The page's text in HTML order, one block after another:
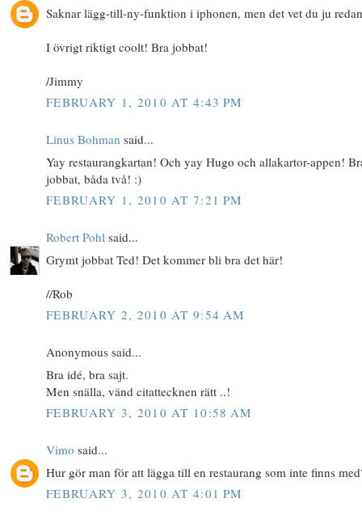
Saknar lägg-till-ny-funktion i iphonen, men det vet du ju
I övrigt riktigt coolt! Bra jobbat!
/Jimmy
FEBRUARY 1, 2010 AT 4:43 PM
Linus Bohman said...
Yay restaurangkartan! Och yay Hugo och allakartor-appen!
jobbat, båda två! :)
FEBRUARY 1, 2010 AT 7:21 PM
Robert Pohl said...
Grymt jobbat Ted! Det kommer bli bra det här!
//Rob
FEBRUARY 2, 2010 AT 9:54 AM
Anonymous said...
Bra idé, bra sajt.
Men snälla, vänd citattecknen rätt ..!
FEBRUARY 3, 2010 AT 10:58 AM
Vimo said...
Hur gör man för att lägga till en restaurang som inte finns
FEBRUARY 3, 2010 AT 4:01 PM